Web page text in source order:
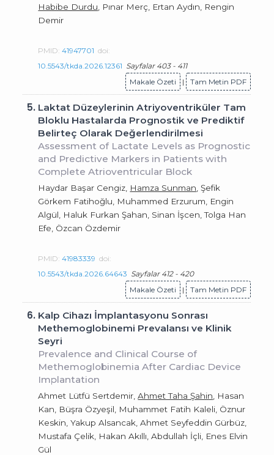
Habibe Durdu , Pınar Merç, Ertan Aydın, Rengin
Demir
PMID:41947701 doi:
10.5543/tkda.2026.12361 Sayfalar 403 - 411
Makale Özeti
| Tam Metin PDF
5. Laktat Düzeylerinin Atriyoventriküler Tam
Bloklu Hastalarda Prognostik ve Prediktif
Belirteç Olarak Değerlendirilmesi
Assessment of Lactate Levels as Prognostic
and Predictive Markers in Patients with
Complete Atrioventricular Block
Haydar Başar Cengiz, Hamza Sunman , Şefik
Görkem Fatihoğlu, Muhammed Erzurum, Engin
Algül, Haluk Furkan Şahan, Sinan İşcen, Tolga Han
Efe, Özcan Özdemir
PMID:41983339 doi:
10.5543/tkda.2026.64643 Sayfalar 412 - 420
Makale Özeti
| Tam Metin PDF
6. Kalp Cihazı İmplantasyonu Sonrası
Methemoglobinemi Prevalansı ve Klinik
Seyri
Prevalence and Clinical Course of
Methemoglobinemia After Cardiac Device
Implantation
Ahmet Lütfü Sertdemir,Ahmet Taha Şahin , Hasan
Kan, Büşra Özyeşil, Muhammet Fatih Kaleli, Öznur
Keskin, Yakup Alsancak, Ahmet Seyfeddin Gürbüz,
Mustafa Çelik, Hakan Akıllı, Abdullah İçli, Enes Elvin
Gül